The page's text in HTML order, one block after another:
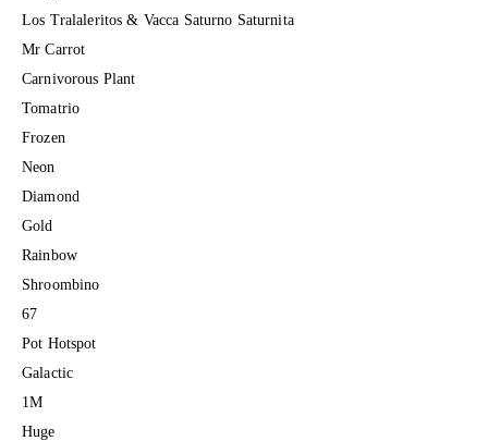
Los Tralaleritos & Vacca Saturno Saturnita
Mr Carrot
Carnivorous Plant
Tomatrio
Frozen
Neon
Diamond
Gold
Rainbow
Shroombino
67
Pot Hotspot
Galactic
1M
Huge